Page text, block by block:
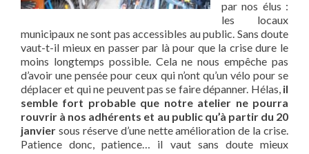
par nos élus :
les locaux
municipaux ne sont pas accessibles au public. Sans doute
vaut-t-il mieux en passer par là pour que la crise dure le
moins longtemps possible. Cela ne nous empêche pas
d’avoir une pensée pour ceux qui n’ont qu’un vélo pour se
déplacer et qui ne peuvent pas se faire dépanner. Hélas, il
semble fort probable que notre atelier ne pourra
rouvrir à nos adhérents et au public qu’à partir du 20
janvier sous réserve d’une nette amélioration de la crise.
Patience donc, patience… il vaut sans doute mieux